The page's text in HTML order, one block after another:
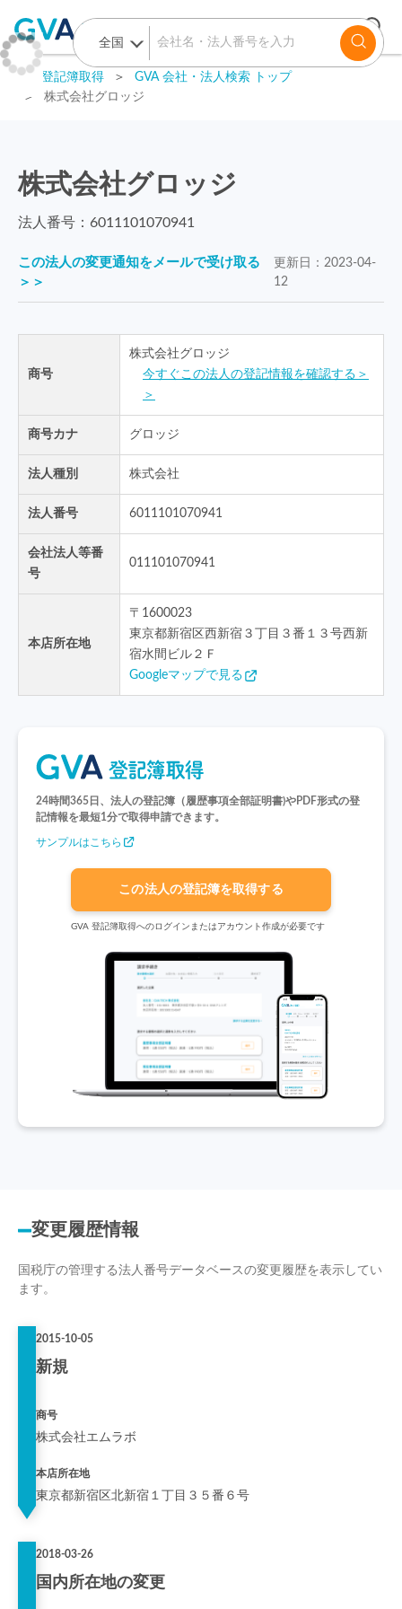
GVA 登記簿取得 ＞
GVA 会社・法人検索 トップ
＞
株式会社グロッジ
株式会社グロッジ
法人番号： 6011101070941
この法人の変更通知をメールで受け取る
＞＞
更新日： 2023-04-
12
商号
株式会社グロッジ
今すぐこの法人の登記情報を確認する＞
＞
商号カナ グロッジ
法人種別 株式会社
法人番号 6011101070941
会社法人等番
号
011101070941
本店所在地
〒 1600023
東京都新宿区西新宿３丁目３番１３号西新
宿水間ビル２Ｆ
Googleマップで見る
24時間365日、法人の登記簿（履歴事項全部証明書)やPDF形式の登
記情報を最短1分で取得申請できます。
サンプルはこちら
この法人の登記簿を取得する
GVA 登記簿取得へのログインまたはアカウント作成が必要です
変更履歴情報
国税庁の管理する法人番号データベースの変更履歴を表示してい
ます。
2015-10-05
新規
商号
株式会社エムラボ
本店所在地
東京都新宿区北新宿１丁目３５番６号
2018-03-26
国内所在地の変更